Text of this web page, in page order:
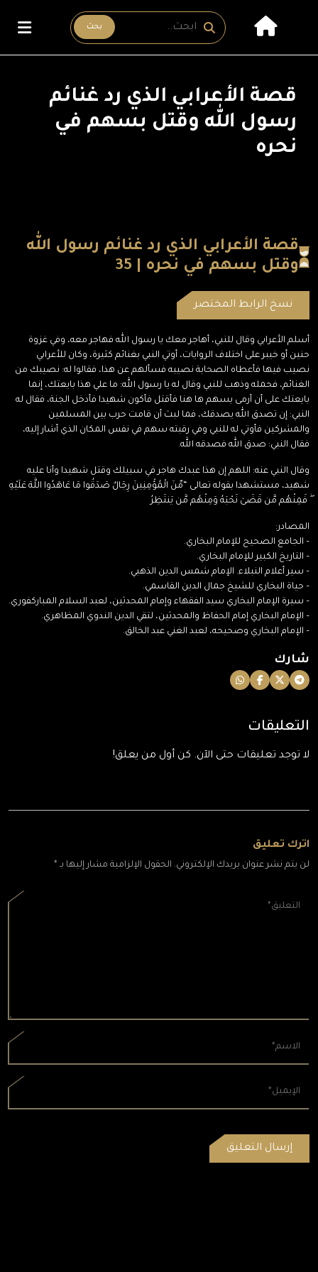
بحث
قصة الأعرابي الذي رد غنائم
رسول الله وقتل بسهم في
نحره
قصة الأعرابي الذي رد غنائم رسول الله
وقتل بسهم في نحره | 35
نسخ الرابط المختصر
أسلم الأعرابي وقال للنبي، أهاجر معك يا رسول الله فهاجر معه، وفي غزوة
حنين أو خيبر على اختلاف الروايات، أوتي النبي بغنائم كثيرة، وكان للأعرابي
نصيب فيها فأعطاه الصحابة نصيبه فسألهم عن هذا، فقالوا له: نصيبك من
الغنائم، فحمله وذهب للنبي وقال له يا رسول الله: ما علي هذا بايعتك، إنما
بايعتك على أن أرمى بسهم ها هنا فأقتل فأكون شهيدا فأدخل الجنة، فقال له
النبي: إن تصدق الله يصدقك، فما لبث أن قامت حرب بين المسلمين
والمشركين فأوتي له للنبي وفي رقبته سهم في نفس المكان الذي أشار إليه،
فقال النبي: صدق الله فصدقه الله.
وقال النبي عنه: اللهم إن هذا عبدك هاجر في سبيلك وقتل شهيدا وأنا عليه
شهيد، مستشهدا بقوله تعالى “مِّنَ الْمُؤْمِنِينَ رِجَالٌ صَدَقُوا مَا عَاهَدُوا اللَّهَ عَلَيْهِ
ۖ فَمِنْهُم مَّن قَضَىٰ نَحْبَهُ وَمِنْهُم مَّن يَنتَظِرُ
المصادر:
– الجامع الصحيح للإمام البخاري.
– التاريخ الكبير للإمام البخاري.
– سير أعلام النبلاء. الإمام شمس الدين الذهبي.
– حياة البخاري للشيخ جمال الدين القاسمي.
– سيرة الإمام البخاري سيد الفقهاء وإمام المحدثين، لعبد السلام المباركفوري.
– الإمام البخاري إمام الحفاظ والمحدثين، لتقي الدين الندوي المظاهري.
– الإمام البخاري وصحيحه، لعبد الغني عبد الخالق.
شارك
التعليقات
لا توجد تعليقات حتى الآن. كن أول من يعلق!
اترك تعليق
لن يتم نشر عنوان بريدك الإلكتروني. الحقول الإلزامية مشار إليها بـ *